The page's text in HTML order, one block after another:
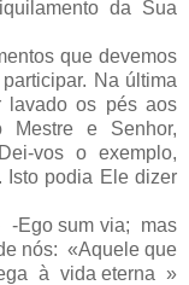
da Sua
que devemos
Na última
lavado os pés aos
Mestre e Senhor,
vos o exemplo,
Isto podia Ele dizer
-Ego sum via; mas
nós: «Aquele que
à vida eterna »